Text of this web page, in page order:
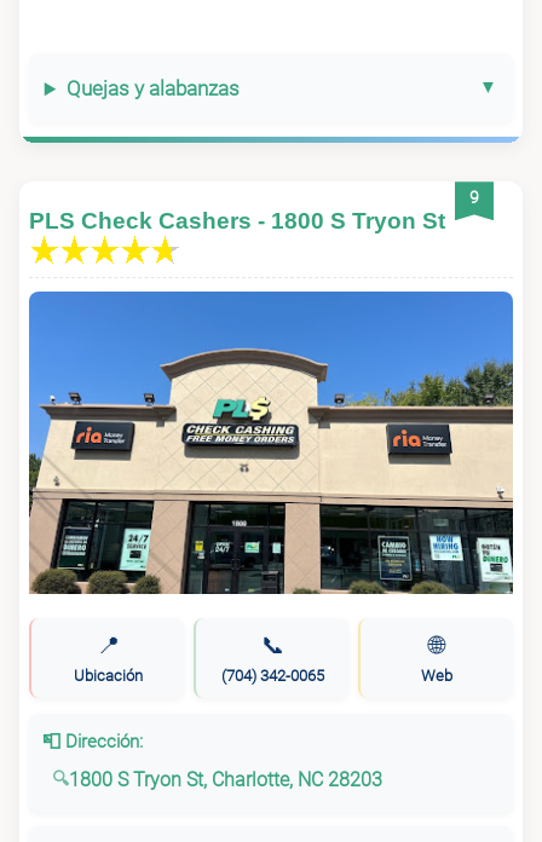
Quejas y alabanzas
9
PLS Check Cashers - 1800 S Tryon St
📍
Ubicación
📞
(704) 342-0065
🌐
Web
📮 Dirección:
1800 S Tryon St, Charlotte, NC 28203